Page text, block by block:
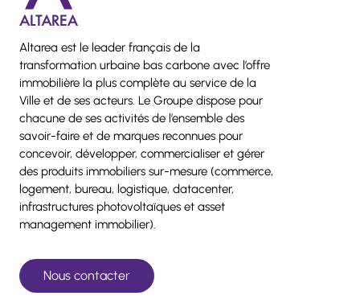
Altarea est le leader français de la
transformation urbaine bas carbone avec l’offre
immobilière la plus complète au service de la
Ville et de ses acteurs. Le Groupe dispose pour
chacune de ses activités de l’ensemble des
savoir-faire et de marques reconnues pour
concevoir, développer, commercialiser et gérer
des produits immobiliers sur-mesure (commerce,
logement, bureau, logistique, datacenter,
infrastructures photovoltaïques et asset
management immobilier).
Nous contacter